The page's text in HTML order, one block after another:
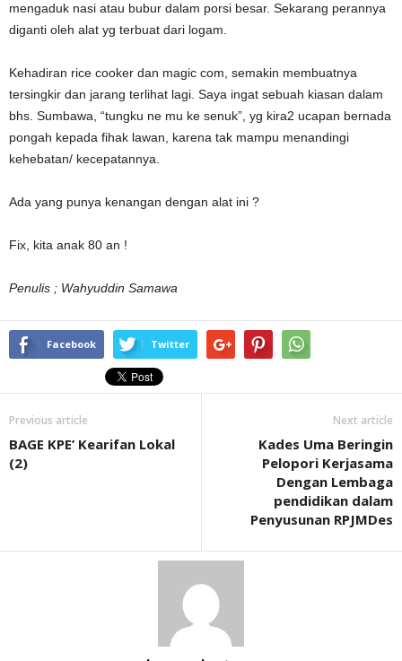
mengaduk nasi atau bubur dalam porsi besar. Sekarang perannya
diganti oleh alat yg terbuat dari logam.
Kehadiran rice cooker dan magic com, semakin membuatnya
tersingkir dan jarang terlihat lagi. Saya ingat sebuah kiasan dalam
bhs. Sumbawa, “tungku ne mu ke senuk”, yg kira2 ucapan bernada
pongah kepada fihak lawan, karena tak mampu menandingi
kehebatan/ kecepatannya.
Ada yang punya kenangan dengan alat ini ?
Fix, kita anak 80 an !
Penulis ; Wahyuddin Samawa
Facebook Twitter
Previous article
BAGE KPE’ Kearifan Lokal
(2)
Next article
Kades Uma Beringin
Pelopori Kerjasama
Dengan Lembaga
pendidikan dalam
Penyusunan RPJMDes